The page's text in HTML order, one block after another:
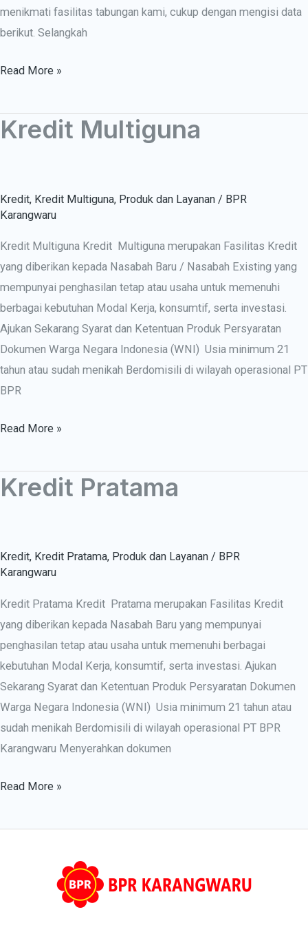
menikmati fasilitas tabungan kami, cukup dengan mengisi data
berikut. Selangkah
Read More »
Kredit Multiguna
Kredit, Kredit Multiguna, Produk dan Layanan / BPR
Karangwaru
Kredit Multiguna Kredit Multiguna merupakan Fasilitas Kredit
yang diberikan kepada Nasabah Baru / Nasabah Existing yang
mempunyai penghasilan tetap atau usaha untuk memenuhi
berbagai kebutuhan Modal Kerja, konsumtif, serta investasi.
Ajukan Sekarang Syarat dan Ketentuan Produk Persyaratan
Dokumen Warga Negara Indonesia (WNI) Usia minimum 21
tahun atau sudah menikah Berdomisili di wilayah operasional PT
BPR
Kredit
Read More »
Kredit Pratama
Kredit, Kredit Pratama, Produk dan Layanan / BPR
Karangwaru
Kredit Pratama Kredit Pratama merupakan Fasilitas Kredit
yang diberikan kepada Nasabah Baru yang mempunyai
penghasilan tetap atau usaha untuk memenuhi berbagai
kebutuhan Modal Kerja, konsumtif, serta investasi. Ajukan
Sekarang Syarat dan Ketentuan Produk Persyaratan Dokumen
Warga Negara Indonesia (WNI) Usia minimum 21 tahun atau
sudah menikah Berdomisili di wilayah operasional PT BPR
Karangwaru Menyerahkan dokumen
Kredit
Read More »